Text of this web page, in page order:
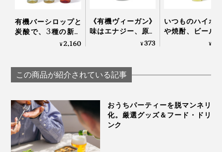
有機バーシロップと
炭酸で、3種の新鮮
ドリンク｜
¥2,160
《有機ヴィーガン》
味はエナジー、原料
は有機の「エナジー
¥373
いつものハイボ
や焼酎、ビール
茶に入れるだけ
¥
この商品が紹介されている記事
おうちパーティーを脱マンネリ
化。厳選グッズ＆フード・ドリ
ンク